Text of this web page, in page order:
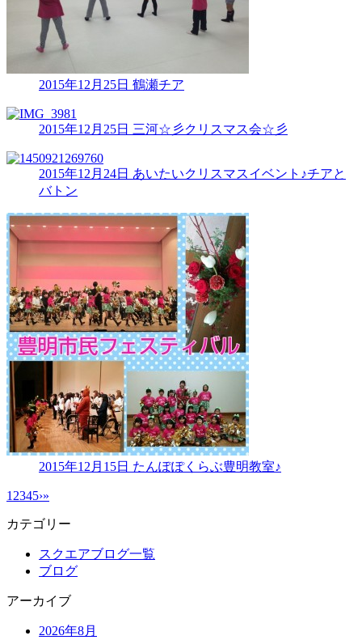
2015年12月25日 鶴瀬チア
2015年12月25日 三河☆彡クリスマス会☆彡
2015年12月24日 あいたいクリスマスイベント♪チアと
バトン
2015年12月15日 たんぽぽくらぶ豊明教室♪
1 2345›»
カテゴリー
スクエアブログ一覧
ブログ
アーカイブ
2026年8月